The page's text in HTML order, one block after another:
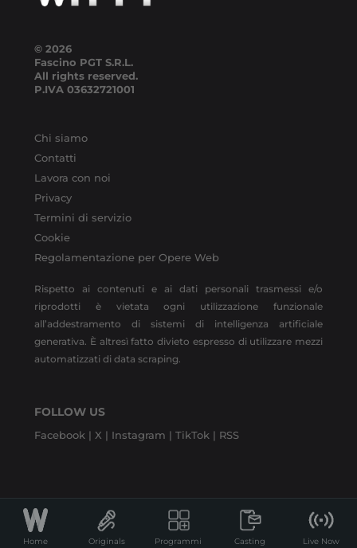
© 2026
Fascino PGT S.R.L.
All rights reserved.
P.IVA 03632721001
Chi siamo
Contatti
Lavora con noi
Privacy
Termini di servizio
Cookie
Regolamentazione per Opere Web
Rispetto ai contenuti e ai dati personali trasmessi e/o
riprodotti è vietata ogni utilizzazione funzionale
all’addestramento di sistemi di intelligenza artificiale
generativa. È altresì fatto divieto espresso di utilizzare mezzi
automatizzati di data scraping.
FOLLOW US
Facebook | X | Instagram | TikTok | RSS
Home Originals Programmi Casting Live Now